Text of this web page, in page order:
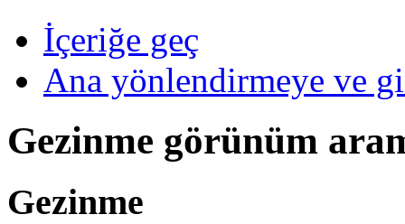
İçeriğe geç
Ana yönlendirmeye ve
Gezinme görünüm
Gezinme